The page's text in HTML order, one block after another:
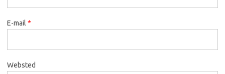
E-mail *
Websted